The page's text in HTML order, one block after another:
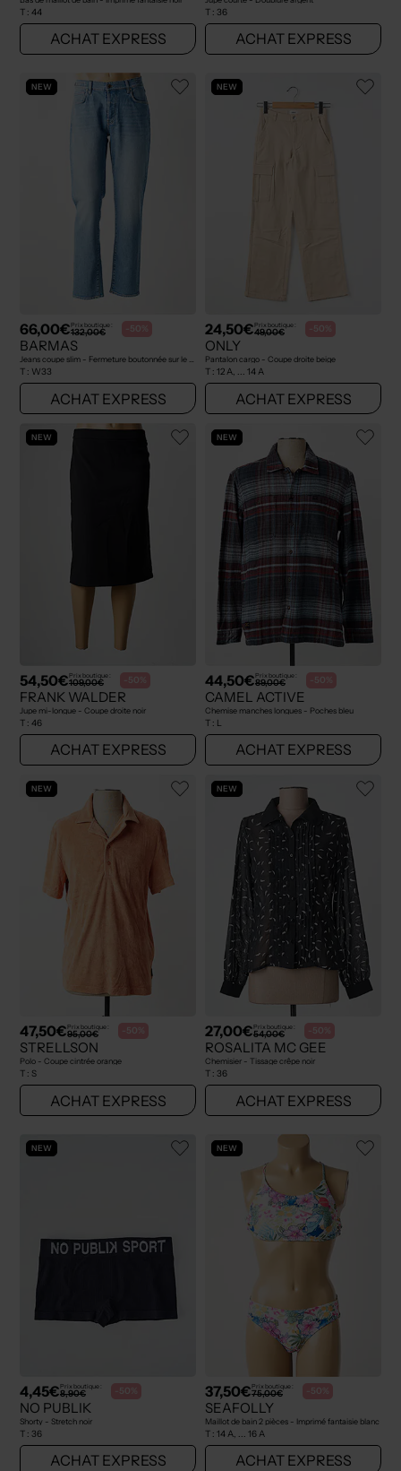
T : 44
ACHAT EXPRESS
T : 36
ACHAT EXPRESS
NEW
66,00€Prix boutique :
132,00€ -50%
BARMAS
T : W33
ACHAT EXPRESS
NEW
24,50€Prix boutique :
49,00€ -50%
ONLY
Pantalon cargo - Coupe droite beige
T : 12 A, ... 14 A
ACHAT EXPRESS
NEW
54,50€Prix boutique :
109,00€ -50%
FRANK WALDER
Jupe mi-longue - Coupe droite noir
T : 46
ACHAT EXPRESS
NEW
44,50€Prix boutique :
89,00€ -50%
CAMEL ACTIVE
Chemise manches longues - Poches bleu
T : L
ACHAT EXPRESS
NEW
47,50€Prix boutique :
95,00€ -50%
STRELLSON
Polo - Coupe cintrée orange
T : S
ACHAT EXPRESS
NEW
27,00€Prix boutique :
54,00€ -50%
ROSALITA MC GEE
Chemisier - Tissage crêpe noir
T : 36
ACHAT EXPRESS
NEW
4,45€Prix boutique :
8,90€ -50%
NO PUBLIK
Shorty - Stretch noir
T : 36
ACHAT EXPRESS
NEW
37,50€Prix boutique :
75,00€ -50%
SEAFOLLY
Maillot de bain 2 pièces - Imprimé fantaisie blanc
T : 14 A, ... 16 A
ACHAT EXPRESS